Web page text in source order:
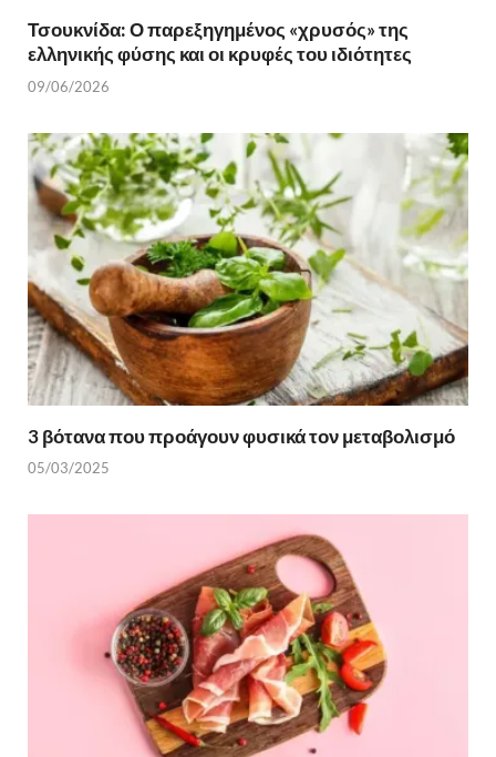
Τσουκνίδα: Ο παρεξηγημένος «χρυσός» της
ελληνικής φύσης και οι κρυφές του ιδιότητες
09/06/2026
3 βότανα που προάγουν φυσικά τον μεταβολισμό
05/03/2025